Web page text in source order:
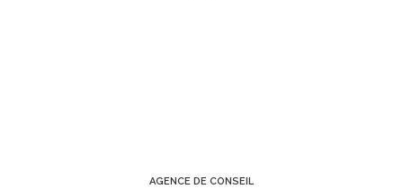
AGENCE DE CONSEIL